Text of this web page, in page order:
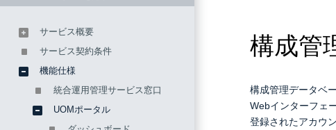
構成
構成管理データベ
Webインターフェ
登録されたアカウ
サービス概要
サービス契約条件
機能仕様
統合運用管理サービス窓口
UOMポータル